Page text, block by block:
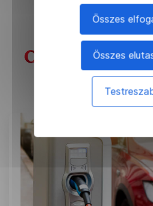
Összes
Összes